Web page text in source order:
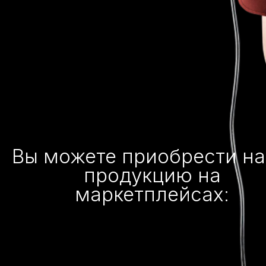
Вы можете приобрести
продукцию на
маркетплейсах: